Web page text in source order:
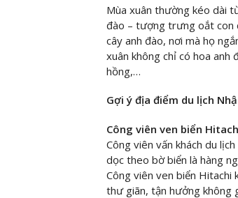
Mùa xuân thường kéo dài
đào – tượng trưng oắt con
cây anh đào, nơi mà họ
xuân không chỉ có hoa anh
hồng,…
Gợi ý địa điểm du lịch
Công viên ven biển
Công viên vấn khách du
dọc theo bờ biển là hàng
Công viên ven biển Hitachi
thư giãn, tận hưởng không